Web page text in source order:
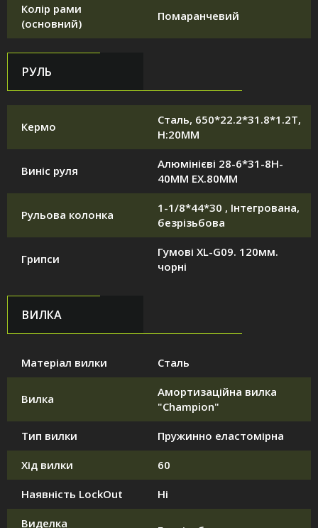
Колір рами
(основний)
Помаранчевий
РУЛЬ
Кермо
Сталь, 650*22.2*31.8*1.2T,
H:20MM
Виніс руля
Алюмінієві 28-6*31-8H-
40MM EX.80MM
Рульова колонка
1-1/8*44*30 , Інтегрована,
безрізьбова
Грипси
Гумові XL-G09. 120мм.
чорні
ВИЛКА
Матеріал вилки Сталь
Вилка
Амортизаційна вилка
"Champion"
Тип вилки Пружинно еластомірна
Хід вилки 60
Наявність LockOut Ні
Виделка